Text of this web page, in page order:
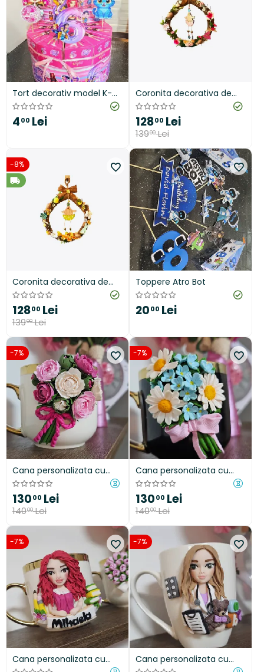
Tort decorativ model K-
pop
400 Lei
Coronita decorativa de
Paste, 30 cm, roz
12800 Lei
13900 Lei
-8%
Coronita decorativa de
Paste, 30 cm, verde
12800 Lei
13900 Lei
Toppere Atro Bot
2000 Lei
-7%
Cana personalizata cu
bujori din fimo - cadou
unic și elegant
13000 Lei
14000 Lei
-7%
Cana personalizata cu
aranjament floral
margarete și albastrele
13000 Lei
14000 Lei
-7%
Cana personalizata cu
figurina stilizata -
-7%
Cana personalizata cu
figurina stilizata după